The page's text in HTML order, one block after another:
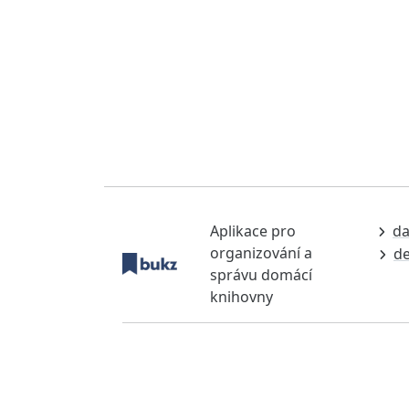
Aplikace pro
organizování a
správu domácí
knihovny